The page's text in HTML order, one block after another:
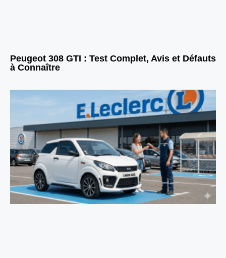
Peugeot 308 GTI : Test Complet, Avis et Défauts
à Connaître